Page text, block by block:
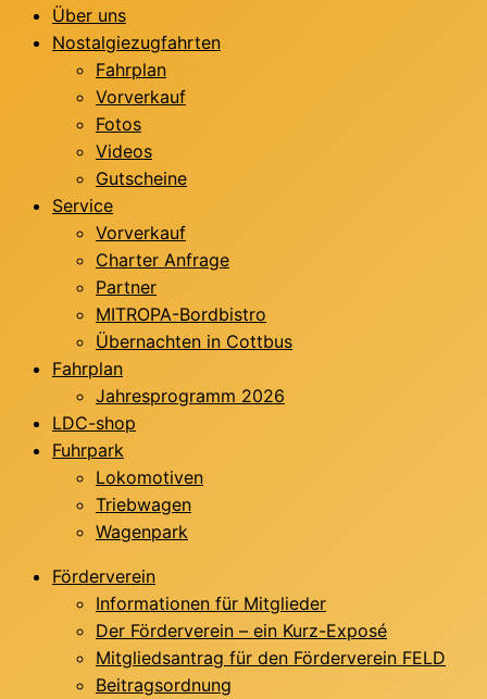
Über uns
Nostalgiezugfahrten
Fahrplan
Vorverkauf
Fotos
Videos
Gutscheine
Service
Vorverkauf
Charter Anfrage
Partner
MITROPA-Bordbistro
Übernachten in Cottbus
Fahrplan
Jahresprogramm 2026
LDC-shop
Fuhrpark
Lokomotiven
Triebwagen
Wagenpark
Förderverein
Informationen für Mitglieder
Der Förderverein – ein Kurz-Exposé
Mitgliedsantrag für den Förderverein FELD
Beitragsordnung